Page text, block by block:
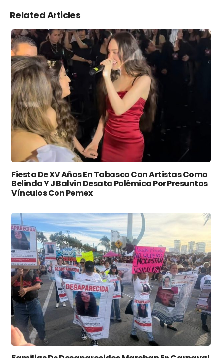
Related Articles
Fiesta De XV Años En Tabasco Con Artistas Como
Belinda Y J Balvin Desata Polémica Por Presuntos
Vínculos Con Pemex